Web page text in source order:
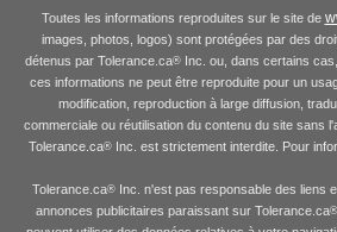
Toutes les informations reproduites sur le site de
images, photos, logos) sont protégées par des
détenus par Tolerance.ca® Inc. ou, dans certains
ces informations ne peut être reproduite pour un
modification, reproduction à large diffusion,
commerciale ou réutilisation du contenu du site sans
Tolerance.ca® Inc. est strictement interdite. Pour
Tolerance.ca® Inc. n'est pas responsable des liens
annonces publicitaires paraissant sur Tolerance.ca®